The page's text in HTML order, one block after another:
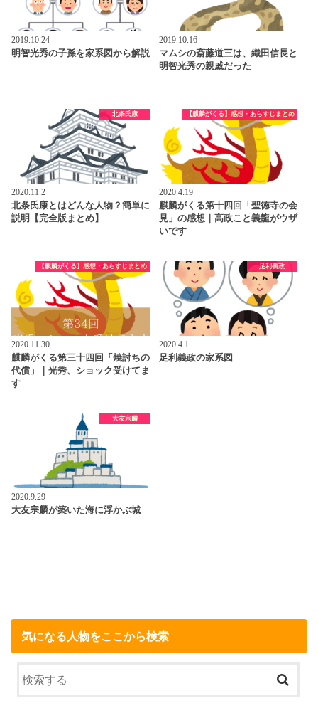
2019.10.24
明智光秀の子孫を家系図から解説
2019.10.16
マムシの斎藤道三は、織田信長と
明智光秀の親戚だった
北条氏康
2020.11.2
北条氏康とはどんな人物？簡単に
説明【完全版まとめ】
【麒麟がくる】感想・あらすじまとめ
2020.4.19
麒麟がくる第十四回「聖徳寺の会
見」の感想｜高政こと義龍がウザ
いです
【麒麟がくる】感想・あらすじまとめ
2020.11.30
麒麟がくる第三十四回「焼討ちの
代償」｜光秀、ショック受けてま
す
足利義政
2020.4.1
足利義政の家系図
大友宗麟
2020.9.29
大友宗麟が築いた海に浮かぶ城
気になる人物をここから検索